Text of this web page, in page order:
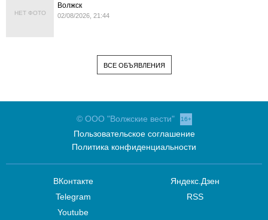
НЕТ ФОТО
Волжск
02/08/2026, 21:44
ВСЕ ОБЪЯВЛЕНИЯ
© ООО "Волжские вести" 16+
Пользовательское соглашение
Политика конфиденциальности
ВКонтакте
Telegram
Youtube
Яндекс.Дзен
RSS